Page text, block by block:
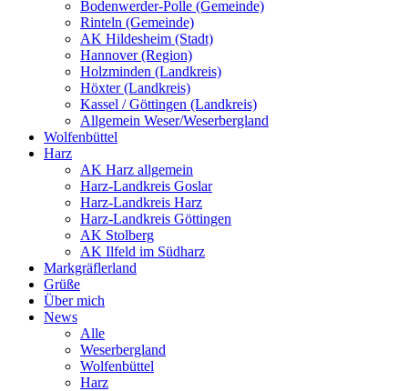
Bodenwerder-Polle (Gemeinde)
Rinteln (Gemeinde)
AK Hildesheim (Stadt)
Hannover (Region)
Holzminden (Landkreis)
Höxter (Landkreis)
Kassel / Göttingen (Landkreis)
Allgemein Weser/Weserbergland
Wolfenbüttel
Harz
AK Harz allgemein
Harz-Landkreis Goslar
Harz-Landkreis Harz
Harz-Landkreis Göttingen
AK Stolberg
AK Ilfeld im Südharz
Markgräflerland
Grüße
Über mich
News
Alle
Weserbergland
Wolfenbüttel
Harz